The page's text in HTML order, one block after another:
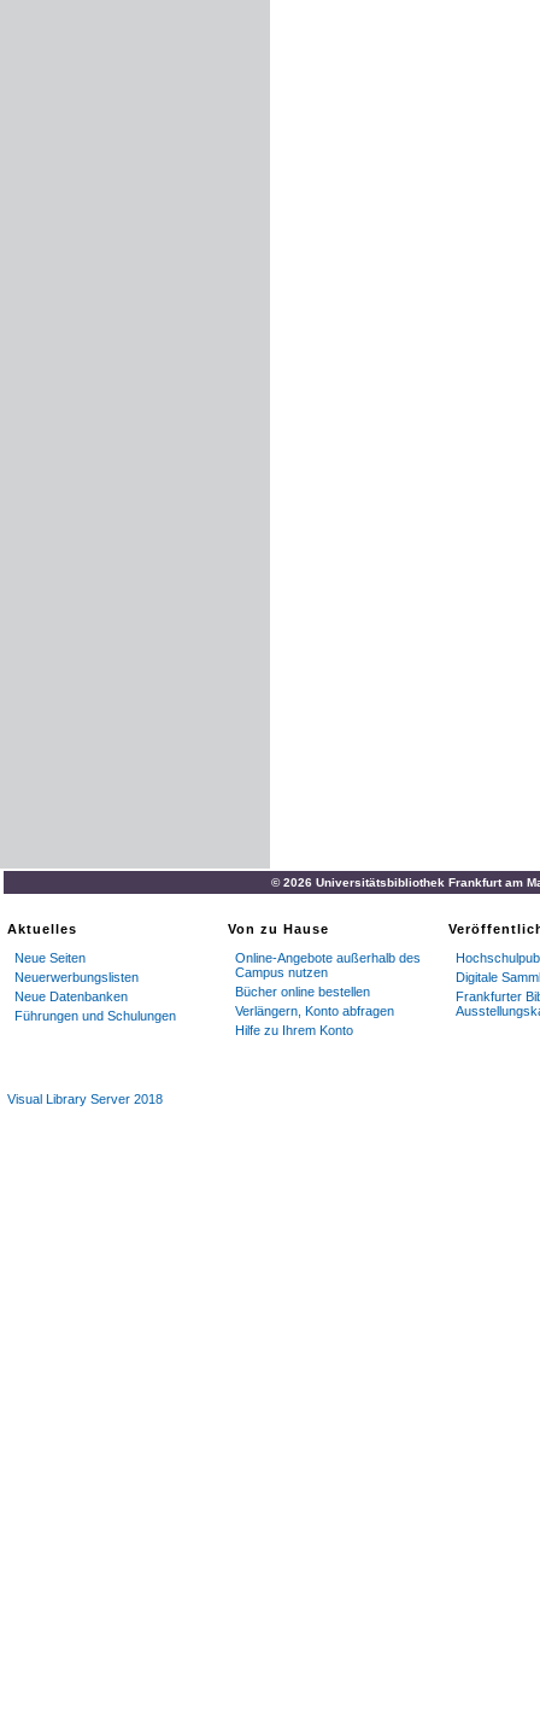
© 2026 Universitätsbibliothek Frankfurt am
Aktuelles
Neue Seiten
Neuerwerbungslisten
Neue Datenbanken
Führungen und Schulungen
Von zu Hause
Online-Angebote außerhalb des
Campus nutzen
Bücher online bestellen
Verlängern, Konto abfragen
Hilfe zu Ihrem Konto
Digitale
Frankfurter
Visual Library Server 2018